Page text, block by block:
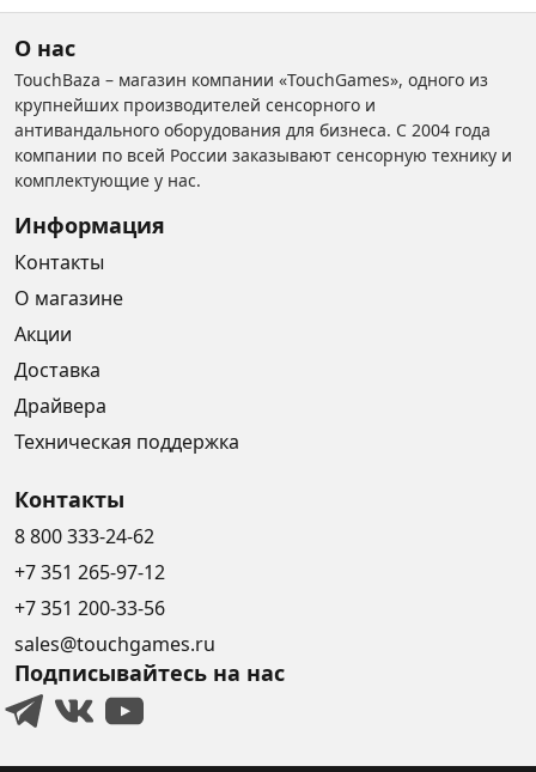
О нас
TouchBaza – магазин компании «TouchGames», одного из
крупнейших производителей сенсорного и
антивандального оборудования для бизнеса. С 2004 года
компании по всей России заказывают сенсорную технику и
комплектующие у нас.
Информация
Контакты
О магазине
Акции
Доставка
Драйвера
Техническая поддержка
Контакты
8 800 333-24-62
+7 351 265-97-12
+7 351 200-33-56
sales@touchgames.ru
Подписывайтесь на нас